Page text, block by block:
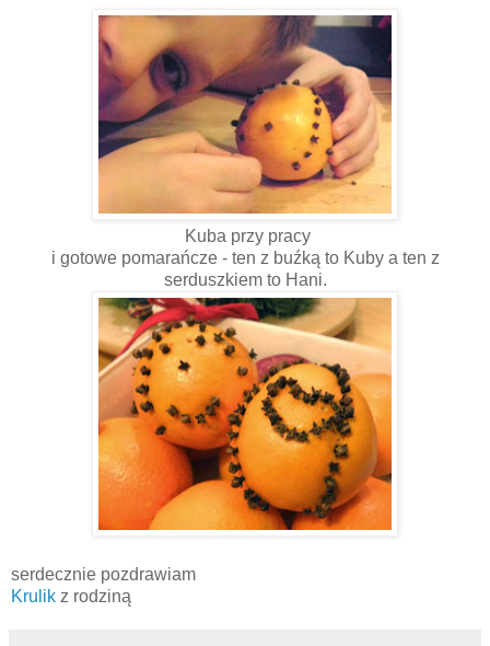
Kuba przy pracy
i gotowe pomarańcze - ten z buźką to Kuby a ten z
serduszkiem to Hani.
serdecznie pozdrawiam
Krulik z rodziną